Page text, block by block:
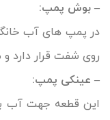
– بوش پمپ:
در پمپ های آب
روی شفت قرار دارد
– عینکی پمپ:
این قطعه جهت آب